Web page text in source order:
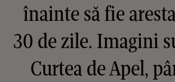
înainte să fie
30 de zile. Imagini
Curtea de Apel,